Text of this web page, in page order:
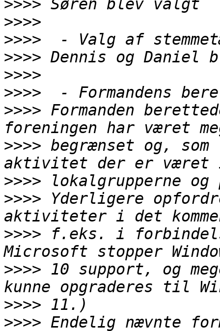
>>>>
>>>>
>>>>
>>>>
>>>>
>>>>
>>>> Formanden
>>>> begrænset og,
>>>>
>>>> Yderligere
>>>> f.eks. i
>>>> 10 support, og
>>>>
>>>> Endelig nævnte